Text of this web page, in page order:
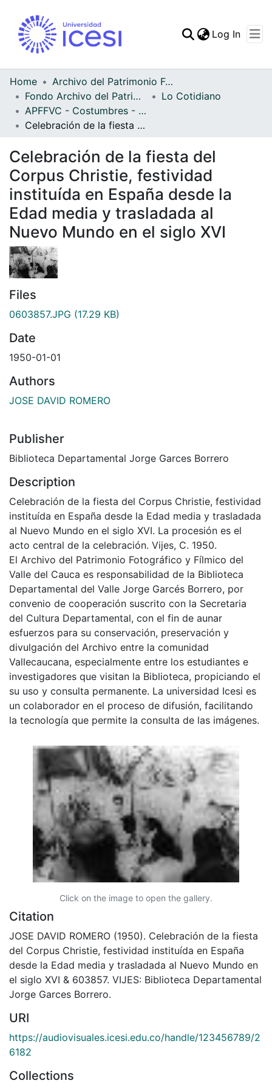
Statistics
Log In
Home
Archivo del Patrimonio Fotográfico y Fílmico del Valle del Cauca
Fondo Archivo del Patrimonio Fotográfico y Fílmico del Valle del Cauca
Lo Cotidiano
APFFVC - Costumbres - Patrimonial
Celebración de la fiesta del Corpus Christie, festividad instituída en España desde la Edad media y trasladada al Nuevo Mundo en el siglo XVI
Celebración de la fiesta del
Corpus Christie, festividad
instituída en España desde la
Edad media y trasladada al
Nuevo Mundo en el siglo XVI
Files
0603857.JPG (17.29 KB)
Date
1950-01-01
Authors
JOSE DAVID ROMERO
Publisher
Biblioteca Departamental Jorge Garces Borrero
Description
Celebración de la fiesta del Corpus Christie, festividad
instituída en España desde la Edad media y trasladada
al Nuevo Mundo en el siglo XVI. La procesión es el
acto central de la celebración. Vijes, C. 1950.
El Archivo del Patrimonio Fotográfico y Fílmico del
Valle del Cauca es responsabilidad de la Biblioteca
Departamental del Valle Jorge Garcés Borrero, por
convenio de cooperación suscrito con la Secretaria
del Cultura Departamental, con el fin de aunar
esfuerzos para su conservación, preservación y
divulgación del Archivo entre la comunidad
Vallecaucana, especialmente entre los estudiantes e
investigadores que visitan la Biblioteca, propiciando el
su uso y consulta permanente. La universidad Icesi es
un colaborador en el proceso de difusión, facilitando
la tecnología que permite la consulta de las imágenes.
Click on the image to open the gallery.
Citation
JOSE DAVID ROMERO (1950). Celebración de la fiesta
del Corpus Christie, festividad instituída en España
desde la Edad media y trasladada al Nuevo Mundo en
el siglo XVI & 603857. VIJES: Biblioteca Departamental
Jorge Garces Borrero.
URI
https://audiovisuales.icesi.edu.co/handle/123456789/2
6182
Collections